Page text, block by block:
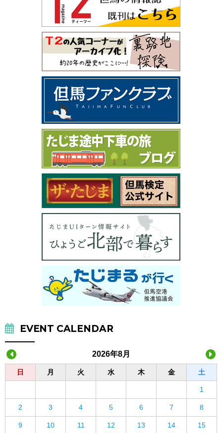
EVENT CALENDAR
2026年8月
日 月 火 水 木 金 土
1
2 3 4 5 6 7 8
9 10 11 12 13 14 15